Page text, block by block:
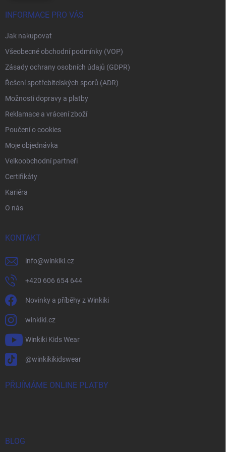
INFORMACE PRO VÁS
Jak nakupovat
Všeobecné obchodní podmínky (VOP)
Zásady ochrany osobních údajů (GDPR)
Řešení spotřebitelských sporů (ADR)
Možnosti dopravy a platby
Reklamace a vrácení zboží
Poučení o cookies
Moje objednávka
Velkoobchodní partneři
Certifikáty
Kariéra
O nás
KONTAKT
info@winkiki.cz
+420 606 654 644
Novinky a příběhy z Winkiki
winkiki.cz
Winkiki Kids Wear
@winkikikidswear
PŘIJÍMÁME ONLINE PLATBY
BLOG